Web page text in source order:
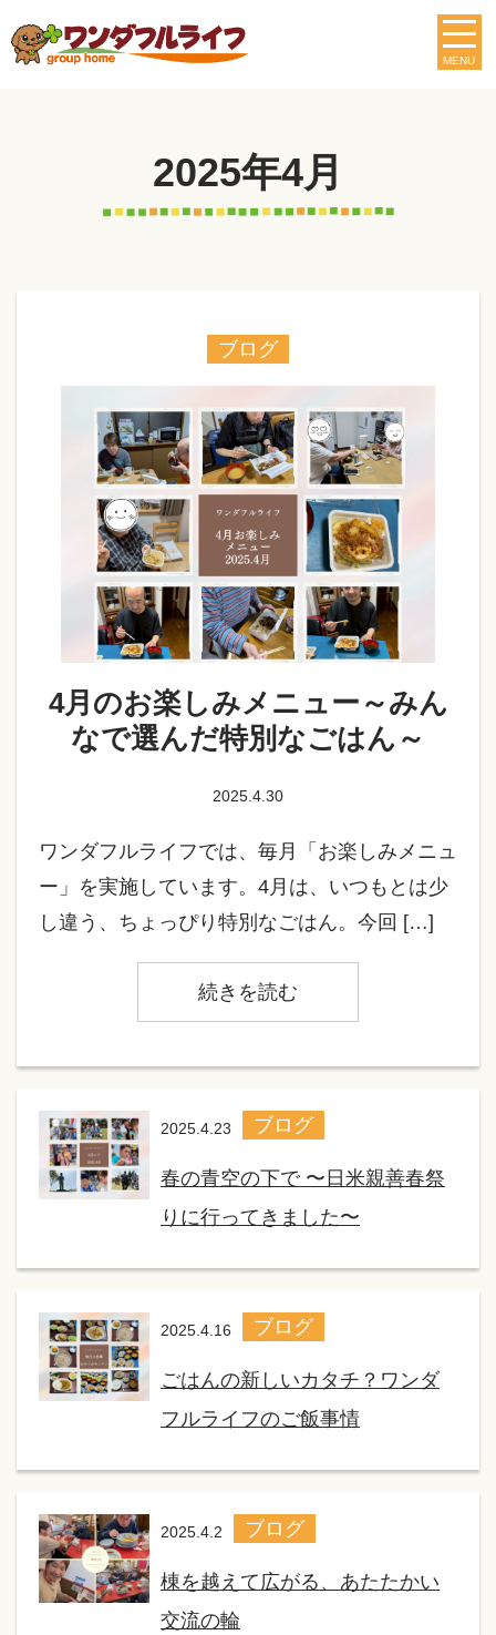
MENU
2025年4月
ブログ
4月のお楽しみメニュー～みん
なで選んだ特別なごはん～
2025.4.30
ワンダフルライフでは、毎月「お楽しみメニュ
ー」を実施しています。4月は、いつもとは少
し違う、ちょっぴり特別なごはん。今回 […]
続きを読む
2025.4.23 ブログ
春の青空の下で 〜日米親善春祭
りに行ってきました〜
2025.4.16 ブログ
ごはんの新しいカタチ？ワンダ
フルライフのご飯事情
2025.4.2 ブログ
棟を越えて広がる、あたたかい
交流の輪